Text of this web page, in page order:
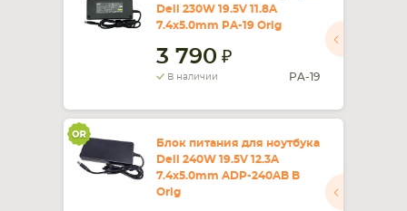
Dell 230W 19.5V 11.8A
7.4x5.0mm PA-19 Orig
3 790
В наличии PA-19
Блок питания для ноутбука
Dell 240W 19.5V 12.3A
7.4x5.0mm ADP-240AB B
Orig